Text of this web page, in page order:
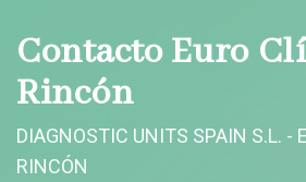
Contacto Euro
Rincón
DIAGNOSTIC UNITS SPAIN S.L. -
RINCÓN